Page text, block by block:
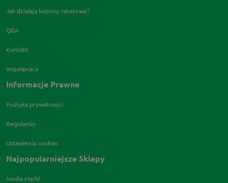
Jak działają kupony rabatowe?
Q&A
Kontakt
Współpraca
Informacje Prawne
Polityka prywatności
Regulamin
Ustawienia cookies
Najpopularniejsze Sklepy
Media Markt